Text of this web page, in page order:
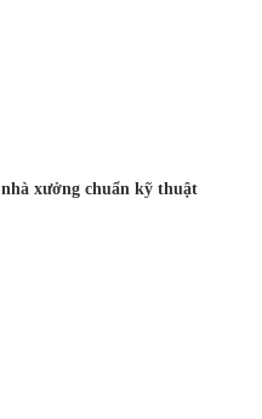
xưởng chuẩn kỹ thuật